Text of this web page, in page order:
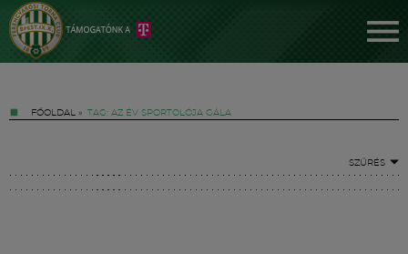
FŐOLDAL » TAG: AZ ÉV SPORTOLÓJA GÁLA
SZŰRÉS